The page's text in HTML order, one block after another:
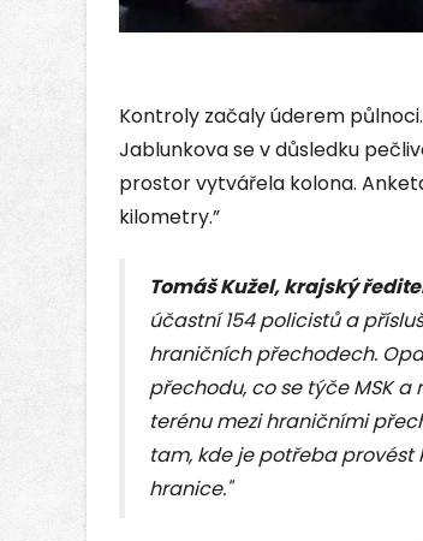
Kontroly začaly úderem
Jablunkova se v důsledku
prostor vytvářela kolona.
kilometry.”
Tomáš Kužel, krajský
účastní 154 policistů a
hraničních přechodech.
přechodu, co se týče MSK
terénu mezi hraničními
tam, kde je potřeba provést
hranice."